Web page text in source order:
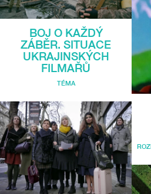
BOJ O KAŽDÝ
ZÁBĚR. SITUACE
UKRAJINSKÝCH
FILMAŘŮ
TÉMA